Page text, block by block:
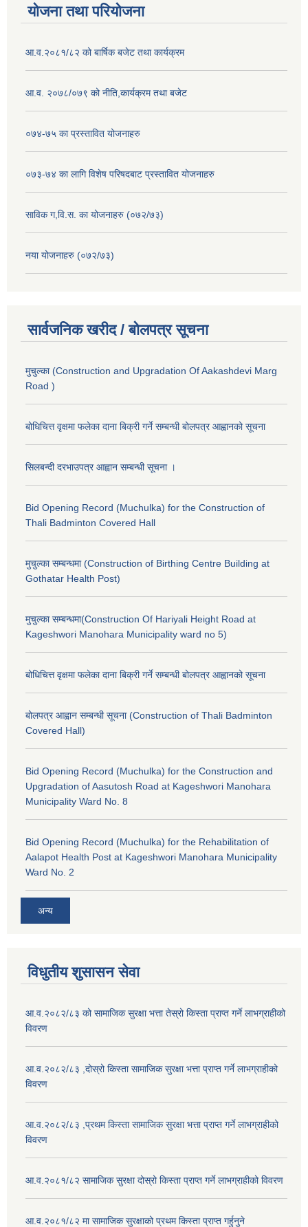
योजना तथा परियोजना
आ.व.२०८१/८२ को बार्षिक बजेट तथा कार्यक्रम
आ.व. २०७८/०७९ को नीति,कार्यक्रम तथा बजेट
०७४-७५ का प्रस्तावित योजनाहरु
०७३-७४ का लागि विशेष परिषदबाट प्रस्तावित योजनाहरु
साविक ग,वि.स. का योजनाहरु (०७२/७३)
नया योजनाहरु (०७२/७३)
सार्वजनिक खरीद / बोलपत्र सूचना
मुचुल्का (Construction and Upgradation Of Aakashdevi Marg
Road )
बोधिचित्त वृक्षमा फलेका दाना बिक्री गर्ने सम्बन्धी बोलपत्र आह्वानको सूचना
सिलबन्दी दरभाउपत्र आह्वान सम्बन्धी सूचना ।
Bid Opening Record (Muchulka) for the Construction of
Thali Badminton Covered Hall
मुचुल्का सम्बन्धमा (Construction of Birthing Centre Building at
Gothatar Health Post)
मुचुल्का सम्बन्धमा(Construction Of Hariyali Height Road at
Kageshwori Manohara Municipality ward no 5)
बोधिचित्त वृक्षमा फलेका दाना बिक्री गर्ने सम्बन्धी बोलपत्र आह्वानको सूचना
बोलपत्र आह्वान सम्बन्धी सूचना (Construction of Thali Badminton
Covered Hall)
Bid Opening Record (Muchulka) for the Construction and
Upgradation of Aasutosh Road at Kageshwori Manohara
Municipality Ward No. 8
Bid Opening Record (Muchulka) for the Rehabilitation of
Aalapot Health Post at Kageshwori Manohara Municipality
Ward No. 2
अन्य
विधुतीय शुसासन सेवा
आ.व.२०८२/८३ को सामाजिक सुरक्षा भत्ता तेस्रो किस्ता प्राप्त गर्ने लाभग्राहीको
विवरण
आ.व.२०८२/८३ ,दोस्रो किस्ता सामाजिक सुरक्षा भत्ता प्राप्त गर्ने लाभग्राहीको
विवरण
आ.व.२०८२/८३ ,प्रथम किस्ता सामाजिक सुरक्षा भत्ता प्राप्त गर्ने लाभग्राहीको
विवरण
आ.व.२०८१/८२ सामाजिक सुरक्षा दोस्रो किस्ता प्राप्त गर्ने लाभग्राहीको विवरण
आ.व.२०८१/८२ मा सामाजिक सुरक्षाको प्रथम किस्ता प्राप्त गर्हुनुने